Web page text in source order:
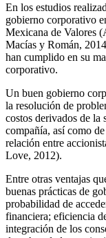
En los estudios
gobierno corporativo
Mexicana de Valores
Macías y Román,
han cumplido en su
corporativo.
Un buen gobierno
la resolución de
costos derivados de la
compañía, así como
relación entre
Love, 2012).
Entre otras ventajas
buenas prácticas de
probabilidad de
financiera; eficiencia
integración de los